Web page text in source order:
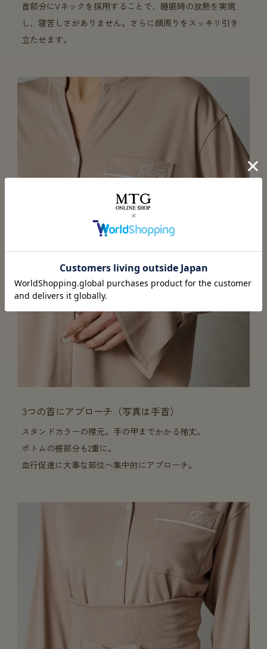
首部分にVネックを採用することで、睡眠時の放熱を実現
し、寝苦しさがありません。さらに顔周りをスッキリ引き
立たせます。
3つの首にアプローチ（写真は手首）
スタンドカラーの襟元。手の甲までかかる袖丈。
ボトムの裾部分も2重に。
血行促進に大事な部位へ集中的にアプローチ。